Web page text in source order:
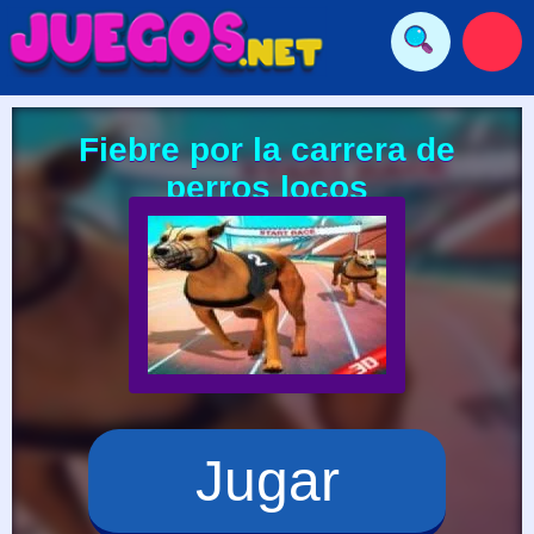
Fiebre por la carrera de
perros locos
Jugar